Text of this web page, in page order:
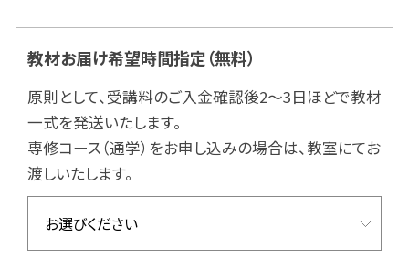
教材お届け希望時間指定（無料）
原則として、受講料のご入金確認後2～3日ほどで教材
一式を発送いたします。
専修コース（通学）をお申し込みの場合は、教室にてお
渡しいたします。